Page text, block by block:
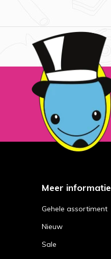
Meer informatie
Gehele assortiment
Nieuw
Sale